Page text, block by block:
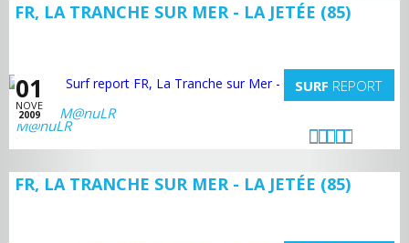
FR, LA TRANCHE SUR MER - LA JETÉE (85)
01
NOVE
2009
SURF REPORT
M@nuLR
FR, LA TRANCHE SUR MER - LA JETÉE (85)